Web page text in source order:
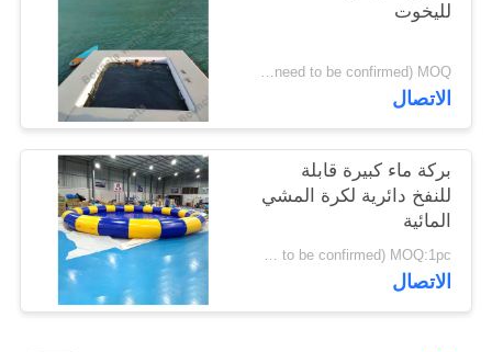
لليخوت
USD1476-1810/piece( price just for reference, detailed prices need to be confirmed) MOQ:حاسب شخصي 1
الاتصال
بركة ماء كبيرة قابلة
للنفخ دائرية لكرة المشي
المائية
USD960-1173/piece( price just for reference, detailed prices need to be confirmed) MOQ:1pc
الاتصال